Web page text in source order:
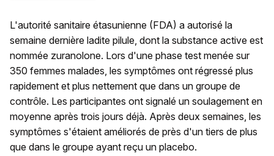
L'autorité sanitaire étasunienne (FDA) a autorisé la
semaine dernière ladite pilule, dont la substance active est
nommée zuranolone. Lors d'une phase test menée sur
350 femmes malades, les symptômes ont régressé plus
rapidement et plus nettement que dans un groupe de
contrôle. Les participantes ont signalé un soulagement en
moyenne après trois jours déjà. Après deux semaines, les
symptômes s'étaient améliorés de près d'un tiers de plus
que dans le groupe ayant reçu un placebo.